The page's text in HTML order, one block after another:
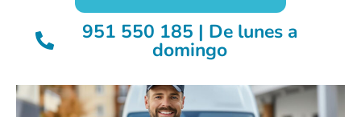
951 550 185 | De lunes a
domingo